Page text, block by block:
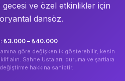
gecesi ve özel etkinlikler için
dansöz.
₺3.000 – ₺40.000
göre değişkenlik gösterebilir; kesin
alın. Sahne Ustaları, duruma ve şartlara
hakkına sahiptir.